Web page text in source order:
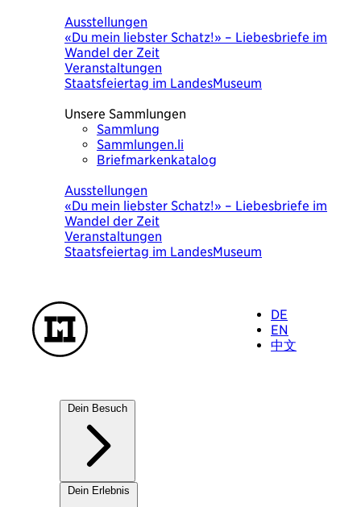
Ausstellungen
«Du mein liebster Schatz!» – Liebesbriefe im
Wandel der Zeit
Veranstaltungen
Staatsfeiertag im LandesMuseum
Unsere Sammlungen
Sammlung
Sammlungen.li
Briefmarkenkatalog
Ausstellungen
«Du mein liebster Schatz!» – Liebesbriefe im
Wandel der Zeit
Veranstaltungen
Staatsfeiertag im LandesMuseum
DE
EN
中文
Dein Besuch
Unsere Häuser
Dein Erlebnis